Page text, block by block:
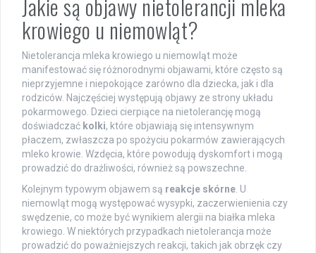
Jakie są objawy nietolerancji mleka
krowiego u niemowląt?
Nietolerancja mleka krowiego u niemowląt może
manifestować się różnorodnymi objawami, które często są
nieprzyjemne i niepokojące zarówno dla dziecka, jak i dla
rodziców. Najczęściej występują objawy ze strony układu
pokarmowego. Dzieci cierpiące na nietolerancję mogą
doświadczać kolki, które objawiają się intensywnym
płaczem, zwłaszcza po spożyciu pokarmów zawierających
mleko krowie. Wzdęcia, które powodują dyskomfort i mogą
prowadzić do drażliwości, również są powszechne.
Kolejnym typowym objawem są reakcje skórne. U
niemowląt mogą występować wysypki, zaczerwienienia czy
swędzenie, co może być wynikiem alergii na białka mleka
krowiego. W niektórych przypadkach nietolerancja może
prowadzić do poważniejszych reakcji, takich jak obrzęk czy